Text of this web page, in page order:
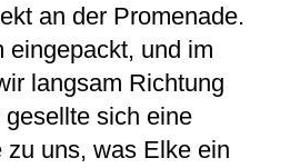
an der Promenade.
eingepackt, und im
langsam Richtung
sich eine
zu uns, was Elke ein